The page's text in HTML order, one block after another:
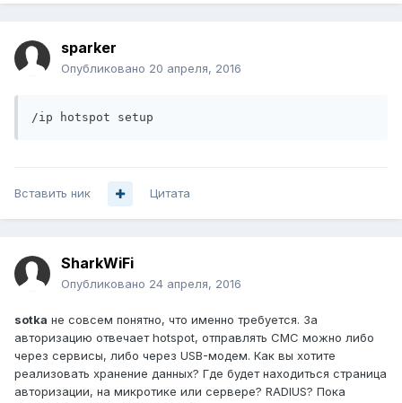
sparker
Опубликовано 20 апреля, 2016
/ip hotspot setup
Вставить ник Цитата
SharkWiFi
Опубликовано 24 апреля, 2016
sotka не совсем понятно, что именно требуется. За
авторизацию отвечает hotspot, отправлять СМС можно либо
через сервисы, либо через USB-модем. Как вы хотите
реализовать хранение данных? Где будет находиться страница
авторизации, на микротике или сервере? RADIUS? Пока